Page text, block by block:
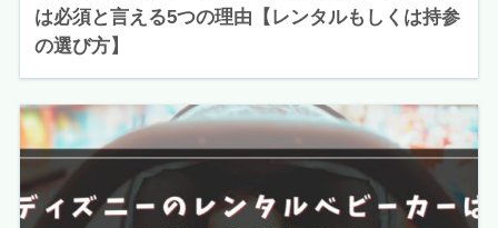
は必須と言える5つの理由【レンタルもしくは持参
の選び方】